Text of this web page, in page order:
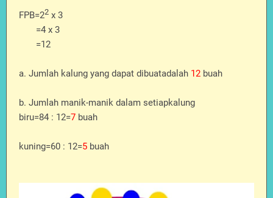
FPB=22 x 3
=4 x 3
=12
a. Jumlah kalung yang dapat dibuatadalah 12 buah
b. Jumlah manik-manik dalam setiapkalung
biru=84 : 12=7 buah
kuning=60 : 12=5 buah